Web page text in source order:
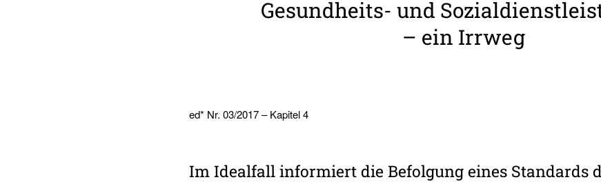
Gesund­heits- und
– ein Irrweg
ed* Nr. 03/2017 – Kapitel 4
Im Idealfall informiert die Befolgung eines Standards